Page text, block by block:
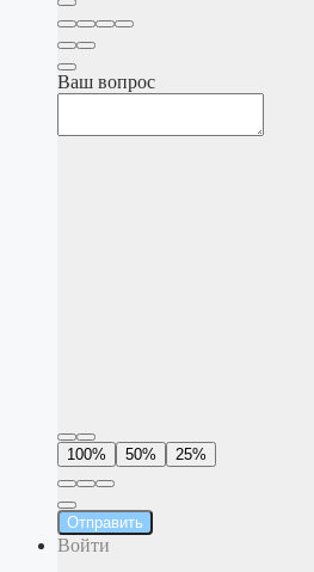
Ваш вопрос
100% 50% 25%
Отправить
Войти